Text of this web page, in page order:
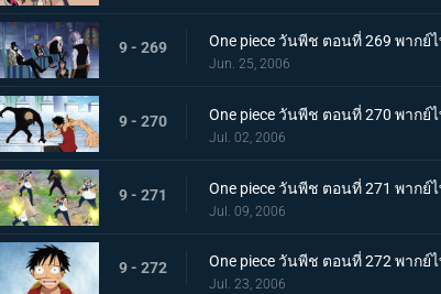
9 - 269 One piece วันพีช ตอนที่ 269 พาก
Jun. 25, 2006
9 - 270 One piece วันพีช ตอนที่ 270 พาก
Jul. 02, 2006
9 - 271 One piece วันพีช ตอนที่ 271 พาก
Jul. 09, 2006
9 - 272 One piece วันพีช ตอนที่ 272 พาก
Jul. 23, 2006